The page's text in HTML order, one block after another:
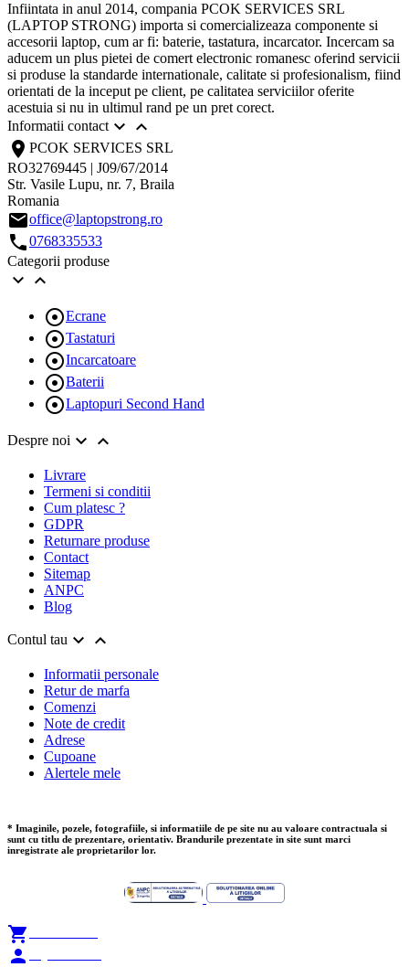
Infiintata in anul 2014, compania PCOK SERVICES SRL
(LAPTOP STRONG) importa si comercializeaza componente si
accesorii laptop, cum ar fi: baterie, tastatura, incarcator. Incercam sa
aducem un plus pietei de comert electronic romanesc oferind servicii
si produse la standarde internationale, calitate si profesionalism, fiind
orientati de la inceput pe client, pe calitatea serviciilor oferite
acestuia si nu in ultimul rand pe un pret corect.
Informatii contact 
location_on PCOK SERVICES SRL
RO32769445 | J09/67/2014
Str. Vasile Lupu, nr. 7, Braila
Romania
emailoffice@laptopstrong.ro
call0768335533
Categorii produse
 
Ecrane
Tastaturi
Incarcatoare
Baterii
Laptopuri Second Hand
Despre noi  
Livrare
Termeni si conditii
Cum platesc ?
GDPR
Returnare produse
Contact
Sitemap
ANPC
Blog
Contul tau  
Informatii personale
Retur de marfa
Comenzi
Note de credit
Adrese
Cupoane
Alertele mele
* Imaginile, pozele, fotografiile, si informatiile de pe site nu au valoare contractuala si
sunt cu titlu de prezentare, orientativ. Brandurile prezentate in site sunt marci
inregistrate ale proprietarilor lor.

